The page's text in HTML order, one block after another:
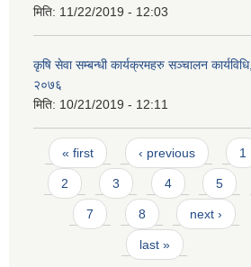
मिति: 11/22/2019 - 12:03
कृषि सेवा सम्बन्धी कार्यक्रमहरु सञ्चालन कार्यविधि,
२०७६
मिति: 10/21/2019 - 12:11
Pages
« first ‹ previous 1
2 3 4 5
7 8 next ›
last »